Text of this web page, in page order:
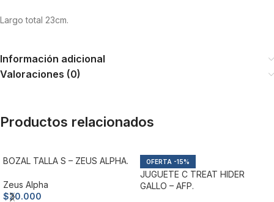
Largo total 23cm.
Información adicional
Valoraciones (0)
Productos relacionados
BOZAL TALLA S – ZEUS ALPHA.
Zeus Alpha
$20.000
-15%
JUGUETE C TREAT HIDER
GALLO – AFP.